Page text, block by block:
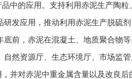
中的应用。支持利用赤泥生产陶粒
发应用，推动利用赤泥生产脱硫
前，赤泥在混凝土、地质聚合物
然资源厅、生态环境厅、市场监管
并对赤泥中重金属含量以及改良